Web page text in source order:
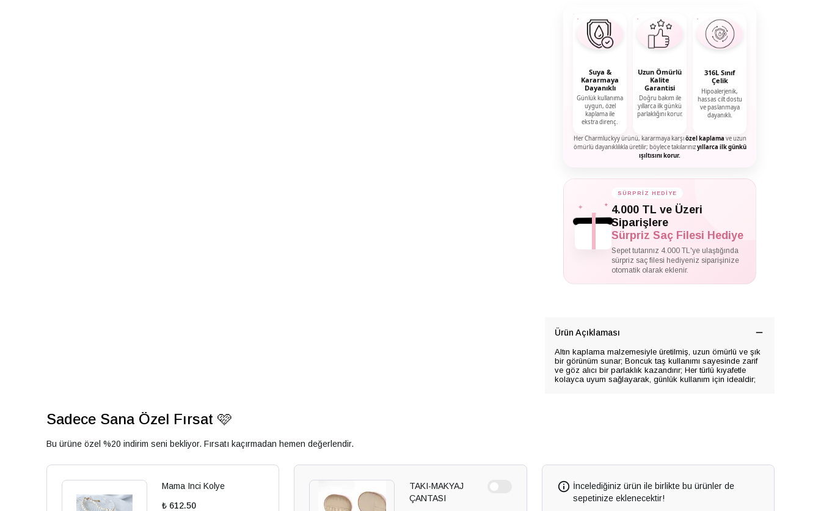
Suya &
Kararmaya
Dayanıklı
Günlük kullanıma
uygun, özel
kaplama ile
ekstra direnç.
Uzun Ömürlü
Kalite
Garantisi
Doğru bakım ile
yıllarca ilk günkü
parlaklığını korur.
316L Sınıf
Çelik
Hipoalerjenik,
hassas cilt dostu
ve paslanmaya
dayanıklı.
Her Charmluckyy ürünü, kararmaya karşıözel kaplama ve uzun
ömürlü dayanıklılıkla üretilir; böylece takılarınızyıllarca ilk günkü
ışıltısını korur.
✦ ✦
SÜRPRİZ HEDİYE
4.000 TL ve Üzeri
Siparişlere
Sürpriz Saç Filesi Hediye
Sepet tutarınız 4.000 TL'ye ulaştığında
sürpriz saç filesi hediyeniz siparişinize
otomatik olarak eklenir.
Ürün Açıklaması
Altın kaplama malzemesiyle üretilmiş, uzun ömürlü ve şık
bir görünüm sunar; Boncuk taş kullanımı sayesinde zarif
ve göz alıcı bir parlaklık kazandırır; Her türlü kıyafetle
kolayca uyum sağlayarak, günlük kullanım için idealdir;
Sadece Sana Özel Fırsat 🩷
Bu ürüne özel %20 indirim seni bekliyor. Fırsatı kaçırmadan hemen değerlendir.
Mama Inci Kolye
₺ 612.50
TAKI-MAKYAJ
ÇANTASI
İncelediğiniz ürün ile birlikte bu ürünler de
sepetinize eklenecektir!